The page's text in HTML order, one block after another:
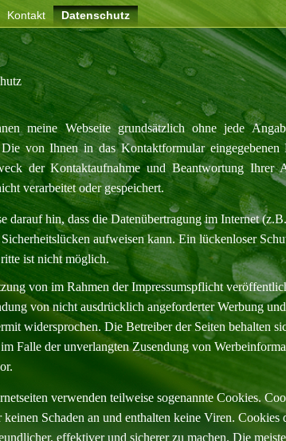
Kontakt Datenschutz
meine Webseite grundsätzlich ohne jede
von Ihnen in das Kontaktformular eingegebenen
der Kontaktaufnahme und Beantwortung Ihrer
verarbeitet oder gespeichert.
darauf hin, dass die Datenübertragung im Internet
aufweisen kann. Ein lückenloser
ist nicht möglich.
von im Rahmen der Impressumspflicht
von nicht ausdrücklich angeforderter Werbung
widersprochen. Die Betreiber der Seiten behalten
Falle der unverlangten Zusendung von
verwenden teilweise sogenannte Cookies.
keinen Schaden an und enthalten keine Viren. Cookies
effektiver und sicherer zu machen. Die